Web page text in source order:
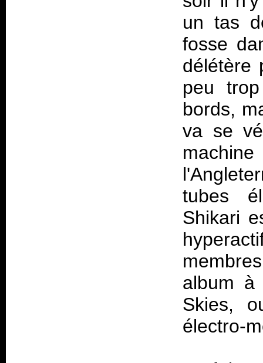
un tas
fosse
délétère
peu
bords,
va se
tubes
Shikari
album à
Skies,
électro-